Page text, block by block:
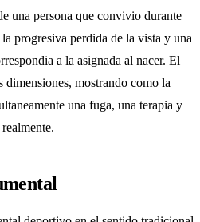
una persona que convivio durante
progresiva perdida de la vista y una
a la asignada al nacer. El
dimensiones, mostrando como la
una fuga, una terapia y